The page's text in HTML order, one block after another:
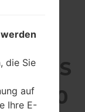
AUS
A 8.0
die Sie
auf
Ihre E-